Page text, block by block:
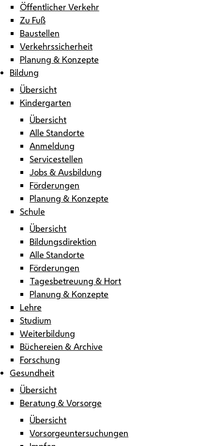
Öffentlicher Verkehr
Zu Fuß
Baustellen
Verkehrssicherheit
Planung & Konzepte
Bildung
Übersicht
Kindergarten
Übersicht
Alle Standorte
Anmeldung
Servicestellen
Jobs & Ausbildung
Förderungen
Planung & Konzepte
Schule
Übersicht
Bildungsdirektion
Alle Standorte
Förderungen
Tagesbetreuung & Hort
Planung & Konzepte
Lehre
Studium
Weiterbildung
Büchereien & Archive
Forschung
Gesundheit
Übersicht
Beratung & Vorsorge
Übersicht
Vorsorgeuntersuchungen